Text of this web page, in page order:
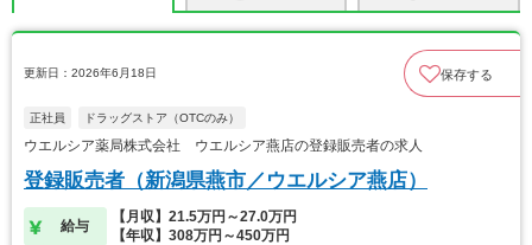
更新日：2026年6月18日 保存する
正社員 ドラッグストア（OTCのみ）
ウエルシア薬局株式会社 ウエルシア燕店の登録販売者の求人
登録販売者（新潟県燕市／ウエルシア燕店）
給与
【月収】21.5万円～27.0万円
【年収】308万円～450万円